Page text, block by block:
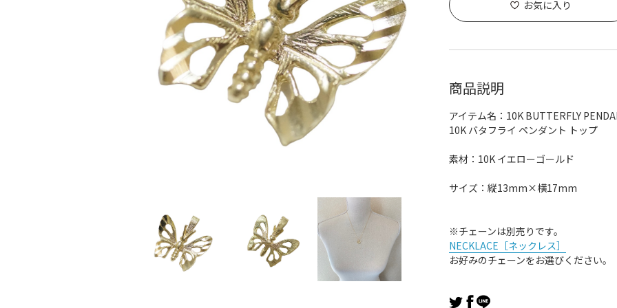
お気に入り
商品説明
アイテム名：10K BUTTERFLY
10K バタフライ ペンダント トップ
素材：10K イエローゴールド
サイズ：縦13mm×横17mm
※チェーンは別売りです。
NECKLACE［ネックレス］
お好みのチェーンをお選びください。